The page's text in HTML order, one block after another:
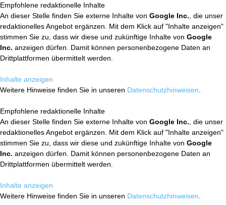
Empfohlene redaktionelle Inhalte
An dieser Stelle finden Sie externe Inhalte von Google Inc. , die unser
redaktionelles Angebot ergänzen. Mit dem Klick auf "Inhalte anzeigen"
stimmen Sie zu, dass wir diese und zukünftige Inhalte von Google
Inc. anzeigen dürfen. Damit können personenbezogene Daten an
Drittplattformen übermittelt werden.
Inhalte anzeigen
Weitere Hinweise finden Sie in unseren Datenschutzhinweisen
Empfohlene redaktionelle Inhalte
An dieser Stelle finden Sie externe Inhalte von Google Inc. , die unser
redaktionelles Angebot ergänzen. Mit dem Klick auf "Inhalte anzeigen"
stimmen Sie zu, dass wir diese und zukünftige Inhalte von Google
Inc. anzeigen dürfen. Damit können personenbezogene Daten an
Drittplattformen übermittelt werden.
Inhalte anzeigen
Weitere Hinweise finden Sie in unseren Datenschutzhinweisen